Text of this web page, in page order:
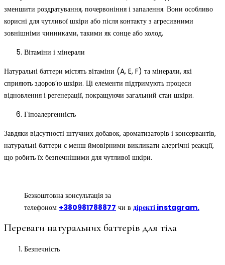
зменшити роздратування, почервоніння і запалення. Вони особливо
корисні для чутливої шкіри або після контакту з агресивними
зовнішніми чинниками, такими як сонце або холод.
Вітаміни і мінерали
Натуральні баттери містять вітаміни (A, E, F) та мінерали, які
сприяють здоров’ю шкіри. Ці елементи підтримують процеси
відновлення і регенерації, покращуючи загальний стан шкіри.
Гіпоалергенність
Завдяки відсутності штучних добавок, ароматизаторів і консервантів,
натуральні баттери є менш ймовірними викликати алергічні реакції,
що робить їх безпечнішими для чутливої шкіри.
Безкоштовна консультація за
телефоном +380981788877 чи в діректі instagram.
Переваги натуральних баттерів для тіла
Безпечність